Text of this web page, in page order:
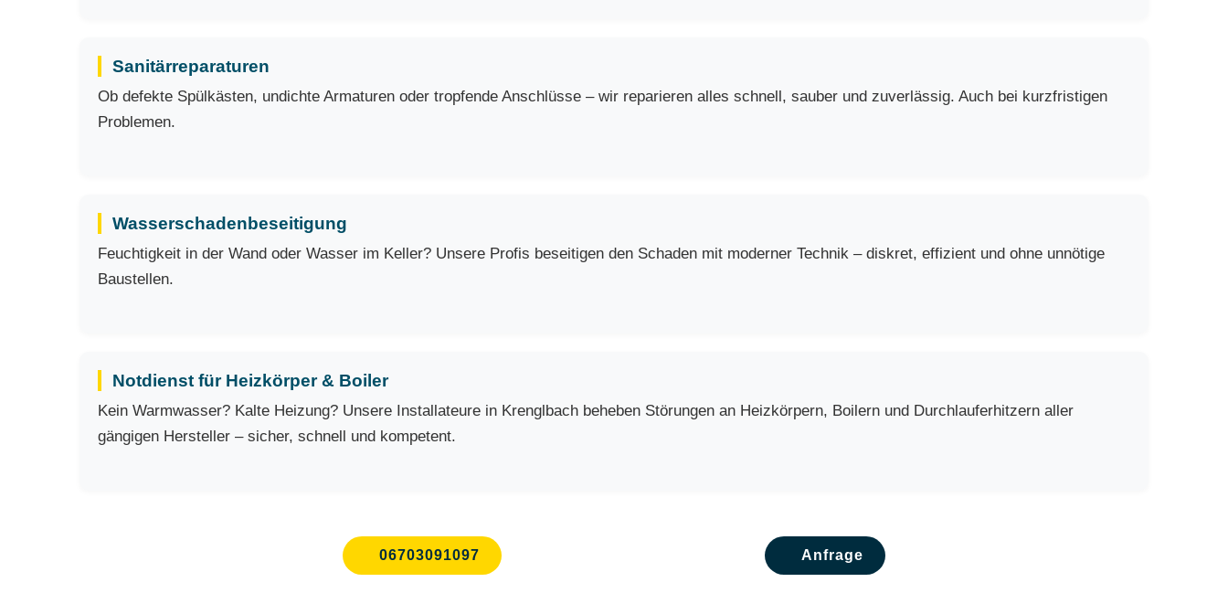
Sanitärreparaturen
Ob defekte Spülkästen, undichte Armaturen oder tropfende Anschlüsse – wir reparieren alles schnell, sauber und zuverlässig. Auch bei kurzfristigen
Problemen.
Wasserschadenbeseitigung
Feuchtigkeit in der Wand oder Wasser im Keller? Unsere Profis beseitigen den Schaden mit moderner Technik – diskret, effizient und ohne unnötige
Baustellen.
Notdienst für Heizkörper & Boiler
Kein Warmwasser? Kalte Heizung? Unsere Installateure in Krenglbach beheben Störungen an Heizkörpern, Boilern und Durchlauferhitzern aller
gängigen Hersteller – sicher, schnell und kompetent.
06703091097 Anfrage